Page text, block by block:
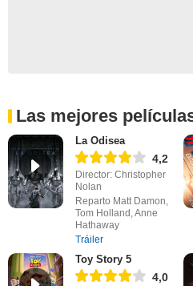
Las mejores
La Odisea
4,2
Director: Christopher
Nolan
Reparto Matt Damon,
Tom Holland, Anne
Hathaway
Tráiler
Toy Story 5
4,0